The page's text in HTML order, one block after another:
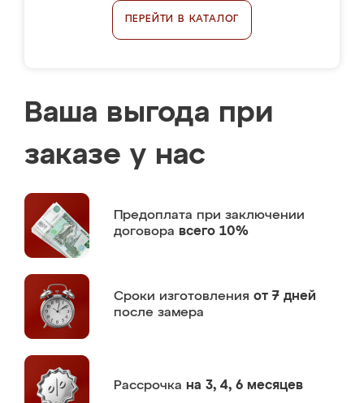
ПЕРЕЙТИ В КАТАЛОГ
Ваша выгода при
заказе у нас
Предоплата при заключении
договора всего 10%
Сроки изготовления от 7 дней
после замера
Рассрочка на 3, 4, 6 месяцев